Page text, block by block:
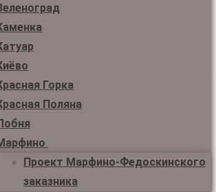
Горка
Поляна
Проект Марфино-Федоскинского
заказника